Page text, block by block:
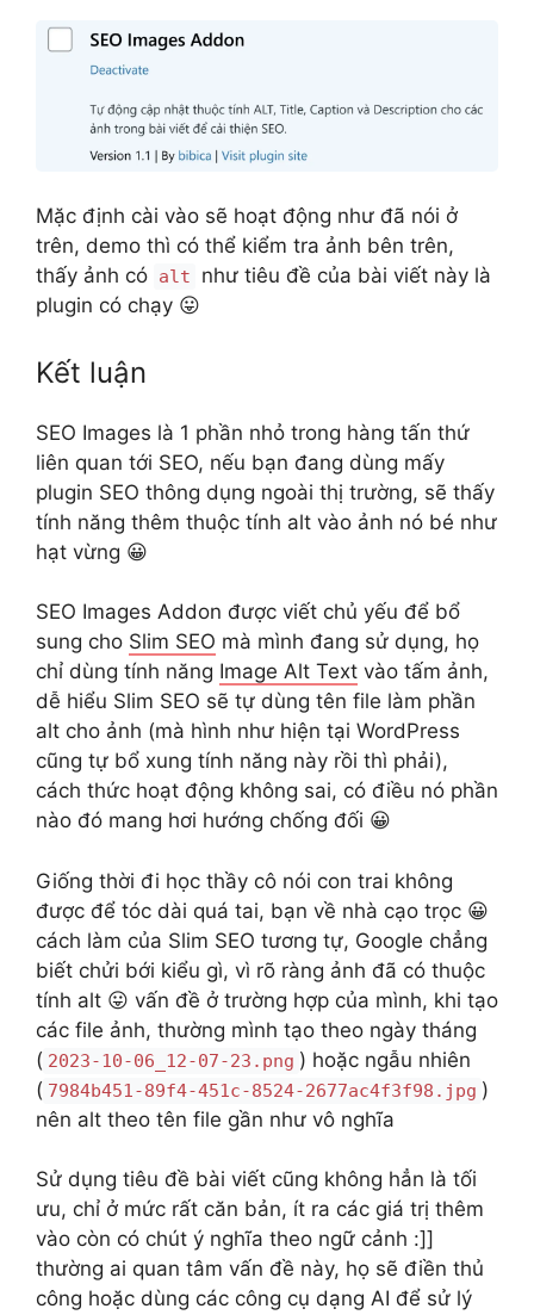
Mặc định cài vào sẽ hoạt động như đã nói ở
trên, demo thì có thể kiểm tra ảnh bên trên,
thấy ảnh có alt
như tiêu đề của bài viết này là
plugin có chạy 😛
Kết luận
SEO Images là 1 phần nhỏ trong hàng tấn thứ
liên quan tới SEO, nếu bạn đang dùng mấy
plugin SEO thông dụng ngoài thị trường, sẽ thấy
tính năng thêm thuộc tính alt vào ảnh nó bé như
hạt vừng 😀
SEO Images Addon được viết chủ yếu để bổ
sung cho Slim SEO mà mình đang sử dụng, họ
chỉ dùng tính năng Image Alt Text vào tấm ảnh,
dễ hiểu Slim SEO sẽ tự dùng tên file làm phần
alt cho ảnh (mà hình như hiện tại WordPress
cũng tự bổ xung tính năng này rồi thì phải),
cách thức hoạt động không sai, có điều nó phần
nào đó mang hơi hướng chống đối 😀
Giống thời đi học thầy cô nói con trai không
được để tóc dài quá tai, bạn về nhà cạo trọc 😀
cách làm của Slim SEO tương tự, Google chẳng
biết chửi bới kiểu gì, vì rõ ràng ảnh đã có thuộc
tính alt 😛 vấn đề ở trường hợp của mình, khi tạo
các file ảnh, thường mình tạo theo ngày tháng
( 2023-10-06_12-07-23.png ) hoặc ngẫu nhiên
( 7984b451-89f4-451c-8524-2677ac4f3f98.jpg )
nên alt theo tên file gần như vô nghĩa
Sử dụng tiêu đề bài viết cũng không hẳn là tối
ưu, chỉ ở mức rất căn bản, ít ra các giá trị thêm
vào còn có chút ý nghĩa theo ngữ cảnh :]]
thường ai quan tâm vấn đề này, họ sẽ điền thủ
công hoặc dùng các công cụ dạng AI để sử lý